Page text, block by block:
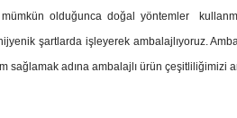
olduğunca doğal yöntemler
şartlarda işleyerek ambalajlıyoruz.
sağlamak adına ambalajlı ürün çeşitliliğimizi